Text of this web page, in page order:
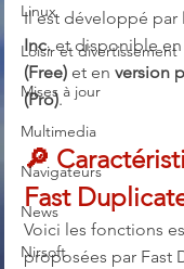
Linux
Loisir et divertissement
Mises à jour
Multimedia
Navigateurs
News
Nirsoft
Il est développé par
Inc. et disponible en
(Free) et en version
(Pro).
🔎
Fast
Voici les fonctions
proposées par Fast